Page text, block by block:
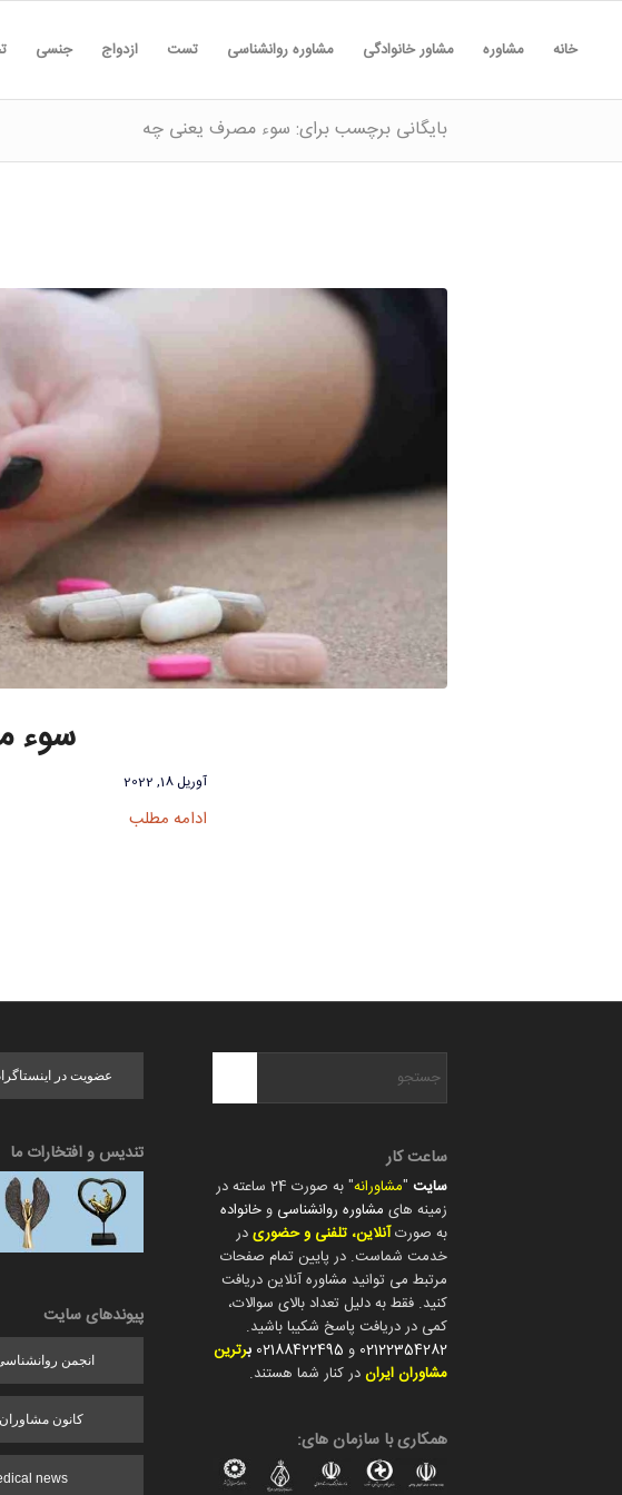
خانه مشاوره مشاور خانوادگی مشاوره روانشناسی تست ازدواج جنسی
بایگانی برچسب برای: سوء مصرف یعنی چه
سوء
آوریل 18, 2022
ادامه مطلب
ساعت کار
سایت "مشاورانه
" به صورت 24 ساعته در
زمینه های مشاوره روانشناسی و خانواده
به صورتآنلاین، تلفنی و حضوریدر
خدمت شماست. در پایین تمام صفحات
مرتبط می توانید مشاوره آنلاین دریافت
کنید. فقط به دلیل تعداد بالای سوالات،
کمی در دریافت پاسخ شکیبا باشید.
02122354282 و 02188422495 برترین
مشاوران ایراندر کنار شما هستند.
همکاری با سازمان های:
عضویت در
تندیس و افتخارات ما
پیوندهای سایت
انجمن
کانون مشاوران
news